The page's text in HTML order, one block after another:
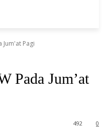
Jum'at Pagi
Pada Jum’at
0
492